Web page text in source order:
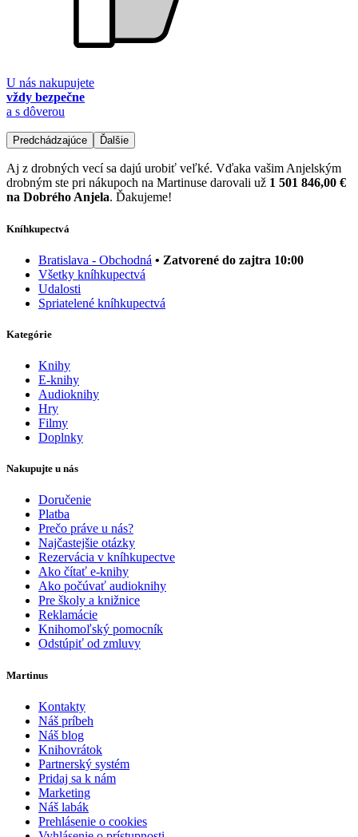
U nás nakupujete
vždy bezpečne
a s dôverou
Predchádzajúce Ďalšie
Aj z drobných vecí sa dajú urobiť veľké. Vďaka vašim Anjelským
drobným ste pri nákupoch na Martinuse darovali už 1 501 846,00 €
na Dobrého Anjela. Ďakujeme!
Kníhkupectvá
Bratislava - Obchodná • Zatvorené do zajtra 10:00
Všetky kníhkupectvá
Udalosti
Spriatelené kníhkupectvá
Kategórie
Knihy
E-knihy
Audioknihy
Hry
Filmy
Doplnky
Nakupujte u nás
Doručenie
Platba
Prečo práve u nás?
Najčastejšie otázky
Rezervácia v kníhkupectve
Ako čítať e-knihy
Ako počúvať audioknihy
Pre školy a knižnice
Reklamácie
Knihomoľský pomocník
Odstúpiť od zmluvy
Martinus
Kontakty
Náš príbeh
Náš blog
Knihovrátok
Partnerský systém
Pridaj sa k nám
Marketing
Náš labák
Prehlásenie o cookies